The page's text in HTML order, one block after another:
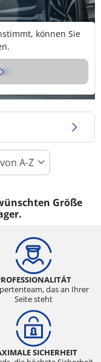
können Sie
Größe
das an Ihrer
Seite steht
SICHERHEIT